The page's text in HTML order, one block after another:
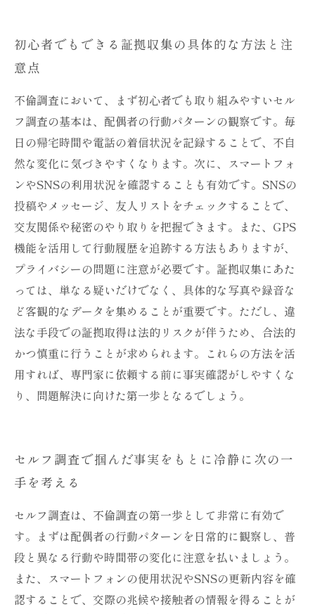
初心者でもできる証拠収集の具体的な方法と注
意点
不倫調査において、まず初心者でも取り組みやすいセル
フ調査の基本は、配偶者の行動パターンの観察です。毎
日の帰宅時間や電話の着信状況を記録することで、不自
然な変化に気づきやすくなります。次に、スマートフォ
ンやSNSの利用状況を確認することも有効です。SNSの
投稿やメッセージ、友人リストをチェックすることで、
交友関係や秘密のやり取りを把握できます。また、GPS
機能を活用して行動履歴を追跡する方法もありますが、
プライバシーの問題に注意が必要です。証拠収集にあた
っては、単なる疑いだけでなく、具体的な写真や録音な
ど客観的なデータを集めることが重要です。ただし、違
法な手段での証拠取得は法的リスクが伴うため、合法的
かつ慎重に行うことが求められます。これらの方法を活
用すれば、専門家に依頼する前に事実確認がしやすくな
り、問題解決に向けた第一歩となるでしょう。
セルフ調査で掴んだ事実をもとに冷静に次の一
手を考える
セルフ調査は、不倫調査の第一歩として非常に有効で
す。まずは配偶者の行動パターンを日常的に観察し、普
段と異なる行動や時間帯の変化に注意を払いましょう。
また、スマートフォンの使用状況やSNSの更新内容を確
認することで、交際の兆候や接触者の情報を得ることが